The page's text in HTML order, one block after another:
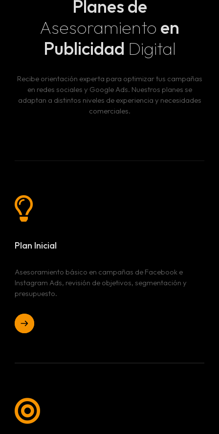
Planes de
Asesoramiento en
Publicidad Digital
Recibe orientación experta para optimizar tus campañas
en redes sociales y Google Ads. Nuestros planes se
adaptan a distintos niveles de experiencia y necesidades
comerciales.
Plan Inicial
Asesoramiento básico en campañas de Facebook e
Instagram Ads, revisión de objetivos, segmentación y
presupuesto.